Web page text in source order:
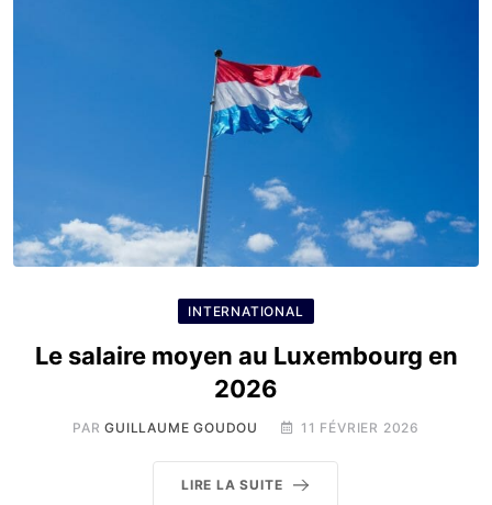
INTERNATIONAL
Le salaire moyen au Luxembourg en
2026
PARGUILLAUME GOUDOU 11 FÉVRIER 2026
LIRE LA SUITE